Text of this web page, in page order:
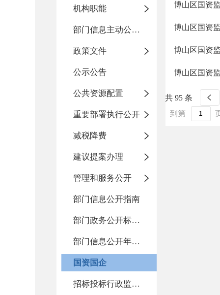
机构职能
部门信息主动公开基本目录
政策文件
公示公告
公共资源配置
重要部署执行公开
减税降费
建议提案办理
管理和服务公开
部门信息公开指南
部门政务公开标准化目录
部门信息公开年度报告
国资国企
招标投标行政监督责任清单
博山区国资
博山区国资
博山区国资
博山区国资
共 95 条
到第